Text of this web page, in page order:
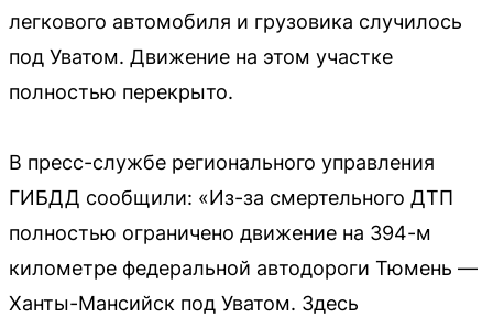
легкового автомобиля и грузовика случилось
под Уватом. Движение на этом участке
полностью перекрыто.
В пресс-службе регионального управления
ГИБДД сообщили: «Из-за смертельного ДТП
полностью ограничено движение на 394-м
километре федеральной автодороги Тюмень —
Ханты-Мансийск под Уватом. Здесь